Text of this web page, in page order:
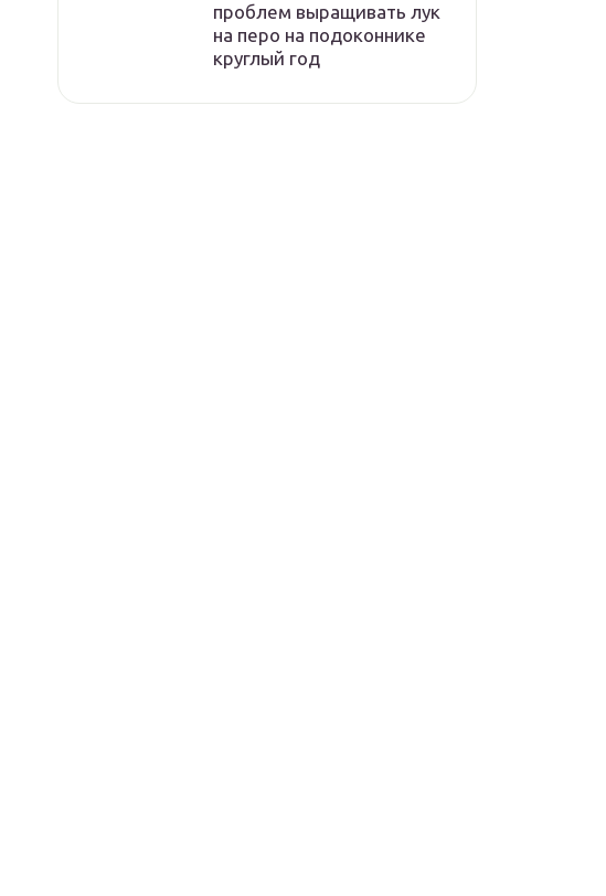
проблем выращивать лук
на перо на подоконнике
круглый год